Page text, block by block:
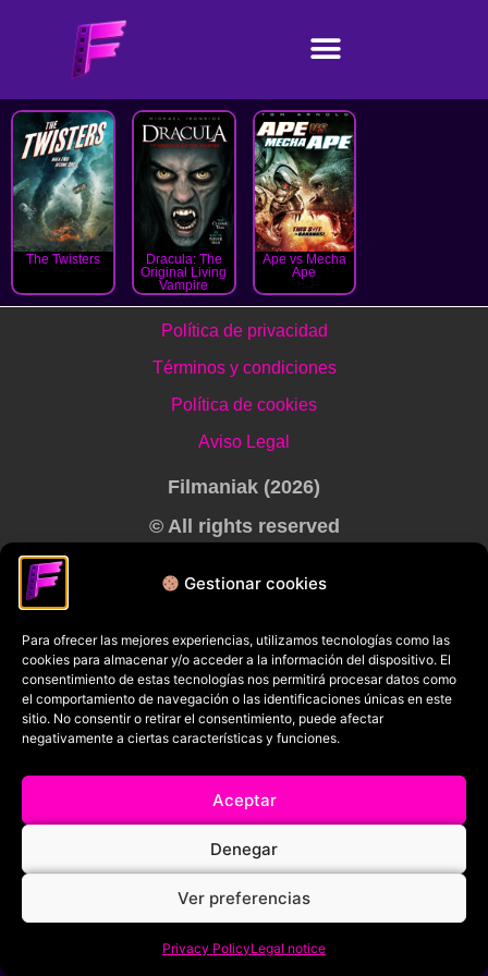
Gestionar cookies
Para ofrecer las mejores experiencias, utilizamos tecnologías como las
cookies para almacenar y/o acceder a la información del dispositivo. El
consentimiento de estas tecnologías nos permitirá procesar datos como
el comportamiento de navegación o las identificaciones únicas en este
sitio. No consentir o retirar el consentimiento, puede afectar
negativamente a ciertas características y funciones.
Aceptar
Denegar
Ver preferencias
Privacy PolicyLegal notice
The Twisters
Dracula: The
Original Living
Vampire
Ape vs Mecha
Ape
Política de privacidad
Términos y condiciones
Política de cookies
Aviso Legal
Filmaniak (2026)
© All rights reserved